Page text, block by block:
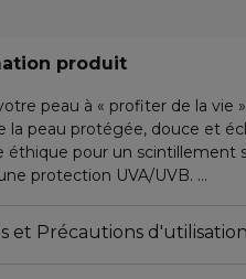
produit
peau à « profiter de la vie
la peau protégée, douce et
éthique pour un scintillement
protection UVA/UVB.
en ingrédients doux pour la
de beurre de karité, cette
et Précautions d'utilisation